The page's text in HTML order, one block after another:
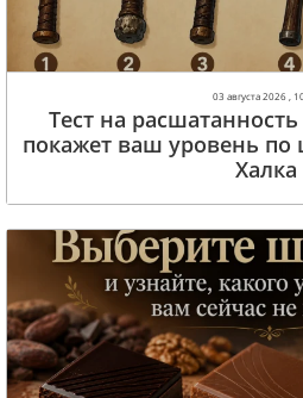
03 августа 2026 ,
Тест на
покажет ваш уровень по
Халка